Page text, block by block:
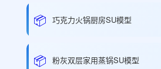
📦 巧克力火锅厨房SU模型
📦 粉灰双层家用蒸锅SU模型